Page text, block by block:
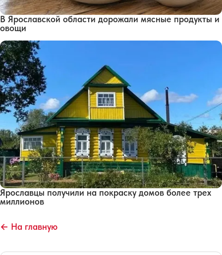
В Ярославской области дорожали мясные продукты и
овощи
Ярославцы получили на покраску домов более трех
миллионов
← На главную